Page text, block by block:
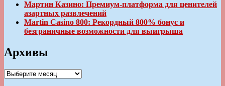
Мартин Казино: Премиум-платформа для ценителей
азартных развлечений
Martin Casino 800: Рекордный 800% бонус и
безграничные возможности для выигрыша
Архивы
Архивы